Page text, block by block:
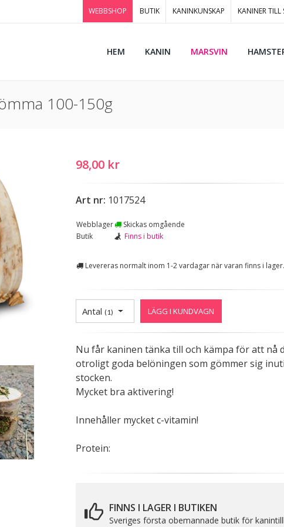
WEBBSHOP BUTIK KANINKUNSKAP KANINER TILL
HEM KANIN MARSVIN
100-150g
98,00 kr
Art nr: 1017524
Webblager
Skickas omgående
Butik
Finns i butik
Levereras normalt inom 1-2 vardagar när varan finns i lager.
Antal (1) LÄGG I KUNDVAGN
Nu får kaninen tänka till och kämpa för att nå
otroligt goda belöningen som gömmer sig inuti
stocken.
Mycket bra aktivering!
Innehåller mycket c-vitamin!
Protein:
FINNS I LAGER I BUTIKEN
Sveriges första obemannade butik för